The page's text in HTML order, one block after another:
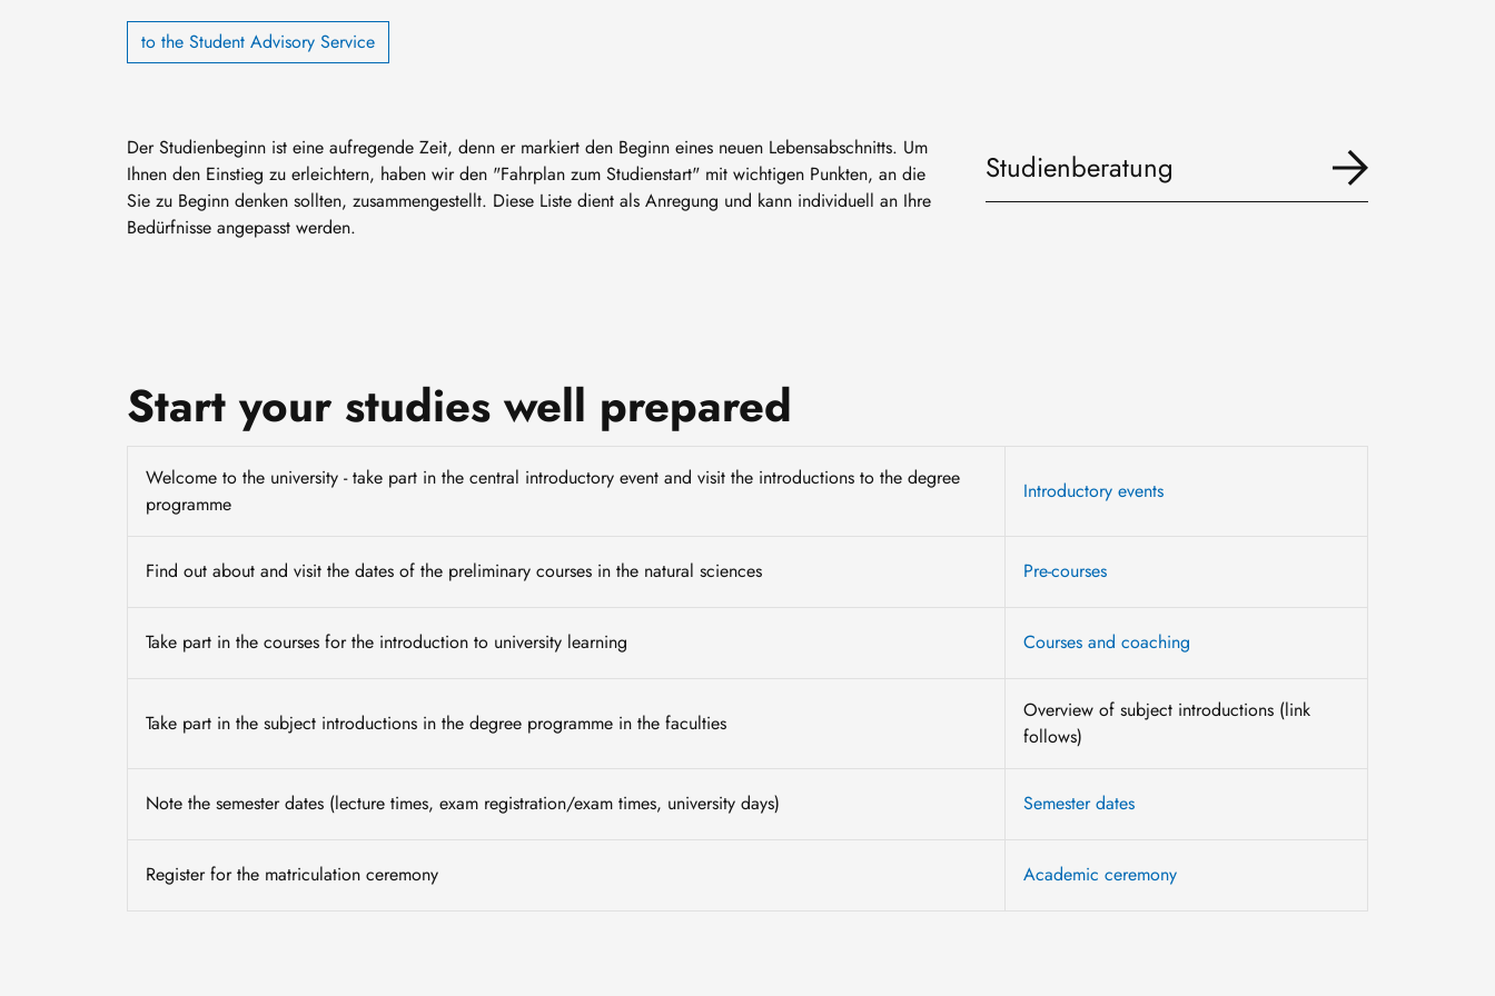
to the Student Advisory Service
Der Studienbeginn ist eine aufregende Zeit, denn er markiert den Beginn eines neuen Lebensabschnitts. Um
Ihnen den Einstieg zu erleichtern, haben wir den "Fahrplan zum Studienstart" mit wichtigen Punkten, an die
Sie zu Beginn denken sollten, zusammengestellt. Diese Liste dient als Anregung und kann individuell an Ihre
Bedürfnisse angepasst werden.
Studienberatung
Start your studies well prepared
Welcome to the university - take part in the central introductory event and visit the introductions to the degree
programme
Introductory events
Find out about and visit the dates of the preliminary courses in the natural sciences Pre-courses
Take part in the courses for the introduction to university learning Courses and coaching
Take part in the subject introductions in the degree programme in the faculties
Overview of subject introductions (link
follows)
Note the semester dates (lecture times, exam registration/exam times, university days) Semester dates
Register for the matriculation ceremony Academic ceremony